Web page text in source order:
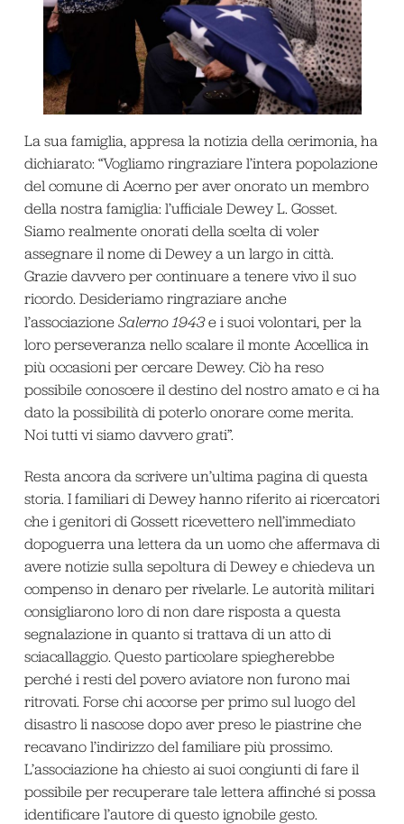
La sua famiglia, appresa la notizia della cerimonia, ha
dichiarato: “Vogliamo ringraziare l’intera popolazione
del comune di Acerno per aver onorato un membro
della nostra famiglia: l’ufficiale Dewey L. Gosset.
Siamo realmente onorati della scelta di voler
assegnare il nome di Dewey a un largo in città.
Grazie davvero per continuare a tenere vivo il suo
ricordo. Desideriamo ringraziare anche
l’associazione Salerno 1943e i suoi volontari, per la
loro perseveranza nello scalare il monte Accellica in
più occasioni per cercare Dewey. Ciò ha reso
possibile conoscere il destino del nostro amato e ci ha
dato la possibilità di poterlo onorare come merita.
Noi tutti vi siamo davvero grati”.
Resta ancora da scrivere un’ultima pagina di questa
storia. I familiari di Dewey hanno riferito ai ricercatori
che i genitori di Gossett ricevettero nell’immediato
dopoguerra una lettera da un uomo che affermava di
avere notizie sulla sepoltura di Dewey e chiedeva un
compenso in denaro per rivelarle. Le autorità militari
consigliarono loro di non dare risposta a questa
segnalazione in quanto si trattava di un atto di
sciacallaggio. Questo particolare spiegherebbe
perché i resti del povero aviatore non furono mai
ritrovati. Forse chi accorse per primo sul luogo del
disastro li nascose dopo aver preso le piastrine che
recavano l’indirizzo del familiare più prossimo.
L’associazione ha chiesto ai suoi congiunti di fare il
possibile per recuperare tale lettera affinché si possa
identificare l’autore di questo ignobile gesto.